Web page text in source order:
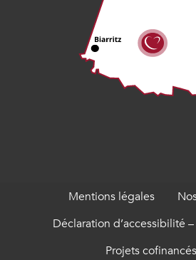
Mentions légales
Déclaration d’accessibilité
Projets